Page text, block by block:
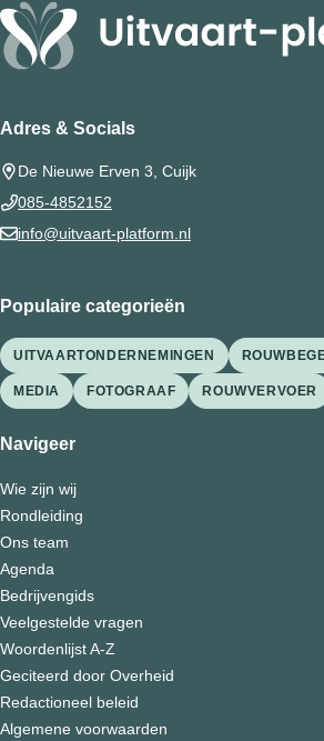
Adres & Socials
De Nieuwe Erven 3, Cuijk
085-4852152
info@uitvaart-platform.nl
Populaire categorieën
UITVAARTONDERNEMINGEN
MEDIA FOTOGRAAF ROUWVERVOER
Navigeer
Wie zijn wij
Rondleiding
Ons team
Agenda
Bedrijvengids
Veelgestelde vragen
Woordenlijst A-Z
Geciteerd door Overheid
Redactioneel beleid
Algemene voorwaarden